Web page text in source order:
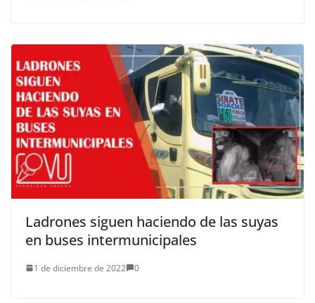
Ladrones siguen haciendo de las suyas
en buses intermunicipales
1 de diciembre de 2022 0